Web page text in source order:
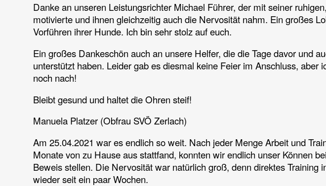
Danke an unseren Leistungsrichter Michael Führer, der mit seiner
motivierte und ihnen gleichzeitig auch die Nervosität nahm. Ein großes
Vorführen ihrer Hunde. Ich bin sehr stolz auf euch.
Ein großes Dankeschön auch an unsere Helfer, die die Tage davor und
unterstützt haben. Leider gab es diesmal keine Feier im Anschluss, aber
noch nach!
Bleibt gesund und haltet die Ohren steif!
Manuela Platzer (Obfrau SVÖ Zerlach)
Am 25.04.2021 war es endlich so weit. Nach jeder Menge Arbeit und
Monate von zu Hause aus stattfand, konnten wir endlich unser Können
Beweis stellen. Die Nervosität war natürlich groß, denn direktes Training
wieder seit ein paar Wochen.